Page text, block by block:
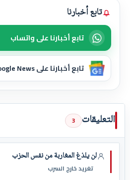
تابع أخبارنا
تابع أخبارنا على واتساب
تابع أخبارنا على Google News
التعليقات 3
لن يلذغ المغاربة من نفس الحزب
تغريد خارج السرب